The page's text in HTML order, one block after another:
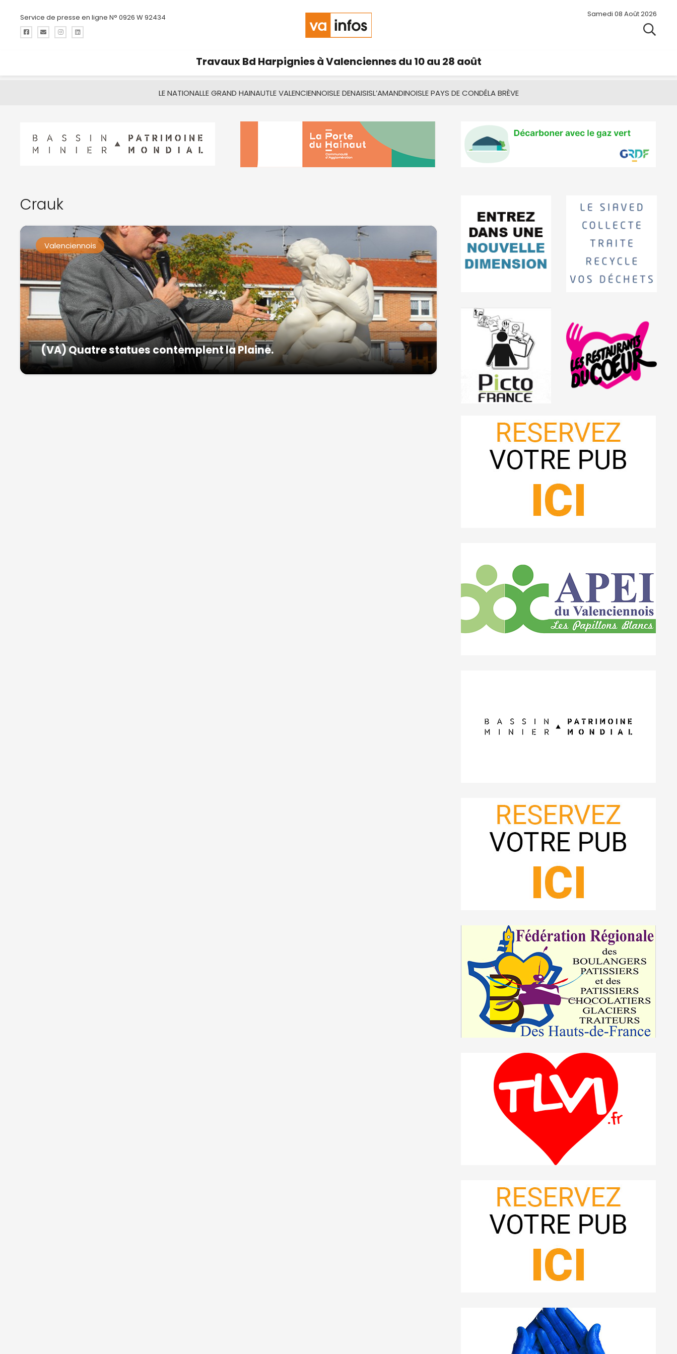
Service de presse en ligne N° 0926 W 92434 Samedi 08 Août 2026
Travaux Bd Harpignies à Valenciennes du 10 au 28 août
LE NATIONALLE GRAND HAINAUTLE VALENCIENNOISLE DENAISISL’AMANDINOISLE PAYS DE CONDÉLA BRÈVE
Crauk
Valenciennois
(VA) Quatre statues contemplent la Plaine.